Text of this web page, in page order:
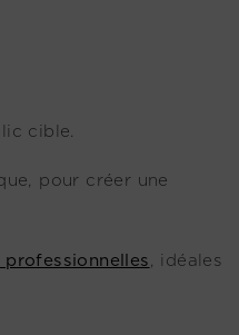
cible.
pour créer une
, idéales